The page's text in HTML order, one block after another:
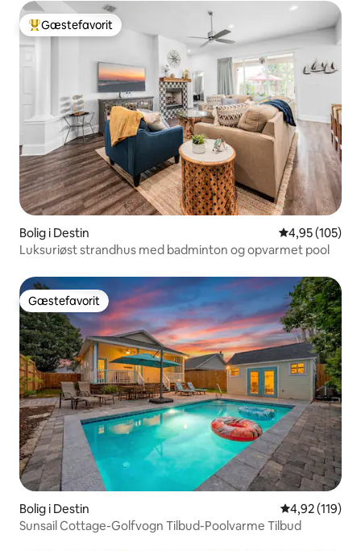
Bedste gæstefavorit
Gæstefavorit
Bolig i Destin 4,95 ud af 5 i
4,95 (105)
Luksuriøst strandhus med badminton og opvarmet pool
Gæstefavorit
Gæstefavorit
Bolig i Destin 4,92 ud af 5 i
4,92 (119)
Sunsail Cottage-Golfvogn Tilbud-Poolvarme Tilbud